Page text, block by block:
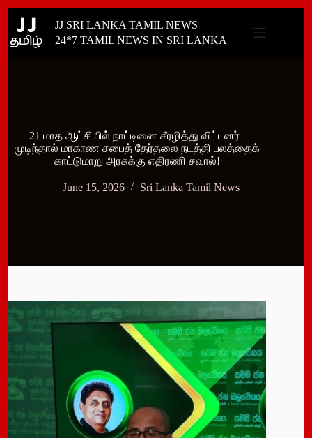
content
JJ SRI LANKA TAMIL NEWS
24*7 TAMIL NEWS IN SRI LANKA
21 மாத ஆட்சியில் நாட்டினை சீரழித்து விட்டனர்–
முடிந்தால் மாகாண சபைத் தேர்தலை நடத்தி பலத்தைக்
காட்டுமாறு அரசுக்கு எதிரணி சவால்!
June 15, 2026 Sri Lanka Tamil News